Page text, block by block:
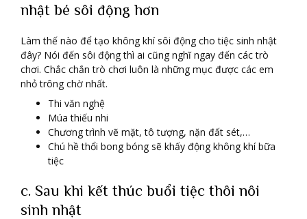
nhật bé sôi động hơn
Làm thế nào để tạo không khí sôi động cho tiệc sinh nhật
đây? Nói đến sôi động thì ai cũng nghĩ ngay đến các trò
chơi. Chắc chắn trò chơi luôn là những mục được các em
nhỏ trông chờ nhất.
Thi văn nghệ
Múa thiếu nhi
Chương trình vẽ mặt, tô tượng, nặn đất sét,…
Chú hề thổi bong bóng sẽ khấy động không khí bữa
tiệc
c. Sau khi kết thúc buổi tiệc thôi nôi
sinh nhật